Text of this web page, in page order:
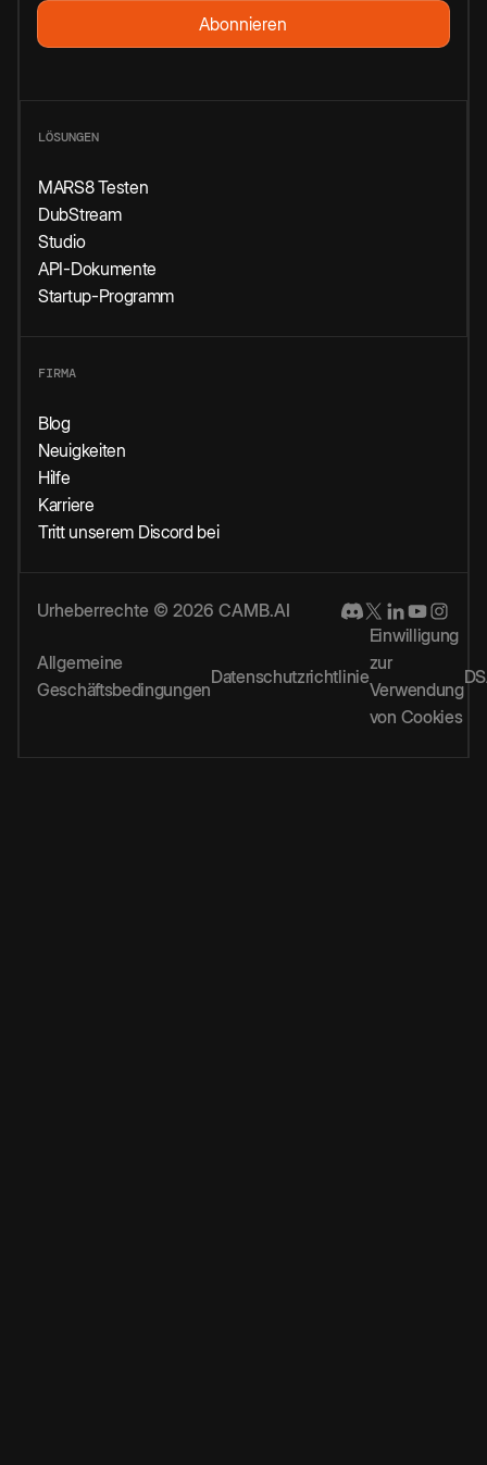
LÖSUNGEN
MARS8 Testen
DubStream
Studio
API-Dokumente
Startup-Programm
FIRMA
Blog
Neuigkeiten
Hilfe
Karriere
Tritt unserem Discord bei
Urheberrechte © 2026 CAMB.AI
Allgemeine
Geschäftsbedingungen
Datenschutzrichtlinie
Einwilligung
zur
Verwendung
von Cookies